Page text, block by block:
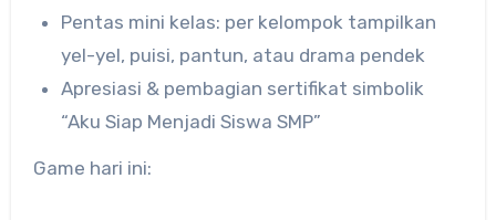
Pentas mini kelas: per kelompok tampilkan
yel-yel, puisi, pantun, atau drama pendek
Apresiasi & pembagian sertifikat simbolik
“Aku Siap Menjadi Siswa SMP”
Game hari ini: